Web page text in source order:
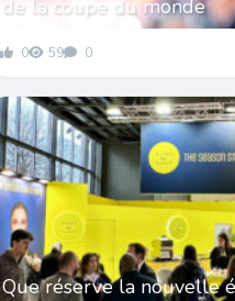
de la coupe du monde
0 59 0
Que réserve la nouvelle